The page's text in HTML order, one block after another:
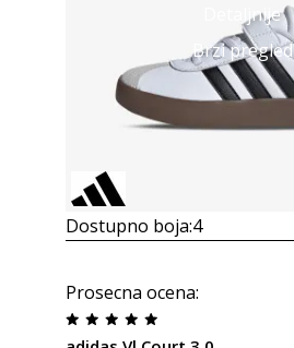
Detaljnije
Brzi pregled
Dostupno boja:4
Prosecna ocena: